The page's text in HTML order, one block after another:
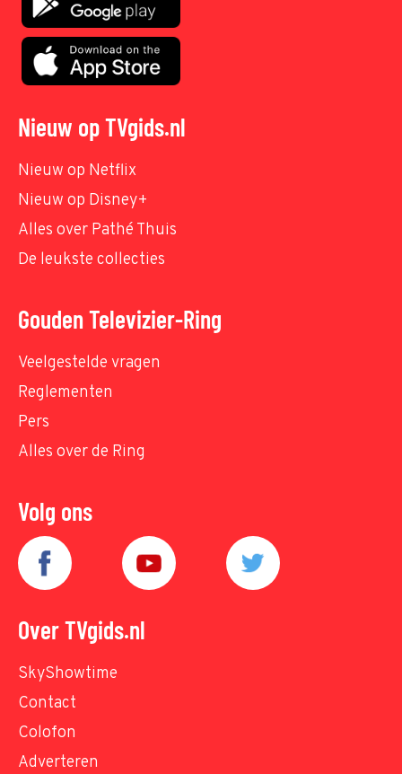
Nieuw op TVgids.nl
Nieuw op Netflix
Nieuw op Disney+
Alles over Pathé Thuis
De leukste collecties
Gouden Televizier-Ring
Veelgestelde vragen
Reglementen
Pers
Alles over de Ring
Volg ons
Over TVgids.nl
SkyShowtime
Contact
Colofon
Adverteren